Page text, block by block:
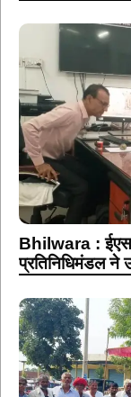
Bhilwara :
प्रतिनिधिमंडल ने